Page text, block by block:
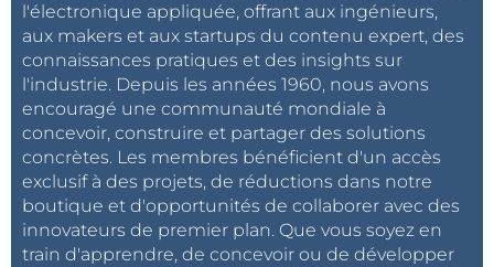
l'électronique appliquée, offrant aux ingénieurs,
aux makers et aux startups du contenu expert, des
connaissances pratiques et des insights sur
l'industrie. Depuis les années 1960, nous avons
encouragé une communauté mondiale à
concevoir, construire et partager des solutions
concrètes. Les membres bénéficient d'un accès
exclusif à des projets, de réductions dans notre
boutique et d'opportunités de collaborer avec des
innovateurs de premier plan. Que vous soyez en
train d'apprendre, de concevoir ou de développer